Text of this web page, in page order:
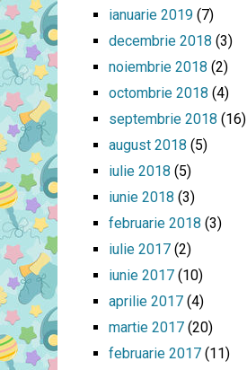
ianuarie 2019(7)
decembrie 2018 (3)
noiembrie 2018 (2)
octombrie 2018 (4)
septembrie 2018 (16)
august 2018 (5)
iulie 2018 (5)
iunie 2018 (3)
februarie 2018 (3)
iulie 2017(2)
iunie 2017(10)
aprilie 2017(4)
martie 2017(20)
februarie 2017(11)